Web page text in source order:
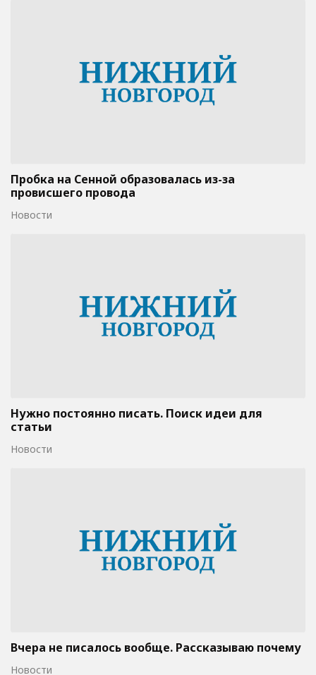
Пробка на Сенной образовалась из-за
провисшего провода
Новости
Нужно постоянно писать. Поиск идеи для
статьи
Новости
Вчера не писалось вообще. Рассказываю почему
Новости